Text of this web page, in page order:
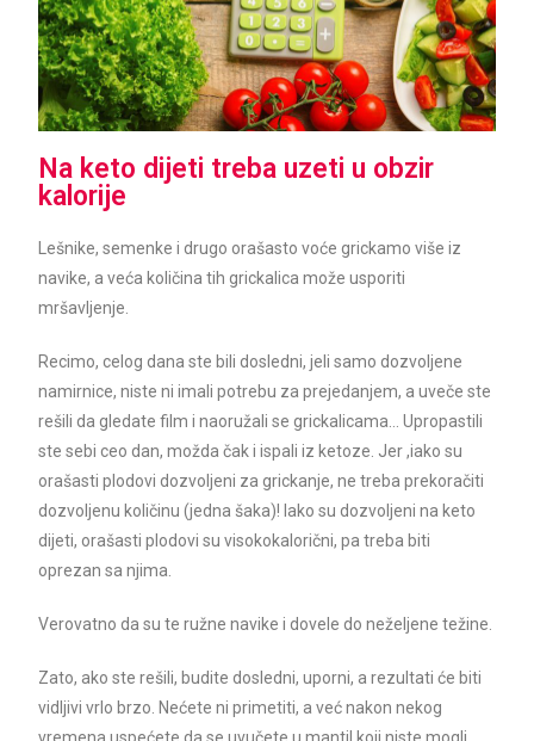
Na keto dijeti treba uzeti u obzir
kalorije
Lešnike, semenke i drugo orašasto voće grickamo više iz
navike, a veća količina tih grickalica može usporiti
mršavljenje.
Recimo, celog dana ste bili dosledni, jeli samo dozvoljene
namirnice, niste ni imali potrebu za prejedanjem, a uveče ste
rešili da gledate film i naoružali se grickalicama… Upropastili
ste sebi ceo dan, možda čak i ispali iz ketoze. Jer ,iako su
orašasti plodovi dozvoljeni za grickanje, ne treba prekoračiti
dozvoljenu količinu (jedna šaka)! Iako su dozvoljeni na keto
dijeti, orašasti plodovi su visokokalorični, pa treba biti
oprezan sa njima.
Verovatno da su te ružne navike i dovele do neželjene težine.
Zato, ako ste rešili, budite dosledni, uporni, a rezultati će biti
vidljivi vrlo brzo. Nećete ni primetiti, a već nakon nekog